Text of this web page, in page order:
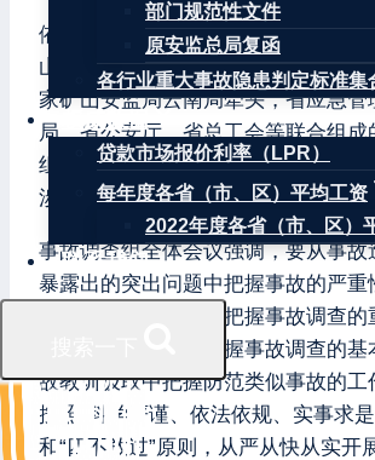
部门规范性文件
原安监总局复函
各行业重大事故隐患判定标准集
权威数据
贷款市场报价利率（LPR）
每年度各省（市、区）平均工资
2022年度各省（市、区）
联系我们
依据有关法律法规规定，按照应急管
山安监局和云南省委、省政府有关要
家矿山安监局云南局牵头，省应急管
局、省公安厅、省总工会等联合组成
组，邀请纪检监察机关介入，对该起
涉险事故实施提级调查。
事故调查组全体会议强调，要从事故
暴露出的突出问题中把握事故的严重
导的指示批示精神中把握事故调查的
家法律法规规定中把握事故调查的
故教训汲取中把握防范类似事故的工
按照“科学严谨、依法依规、实事求
和“四不放过”原则，从严从快从实开